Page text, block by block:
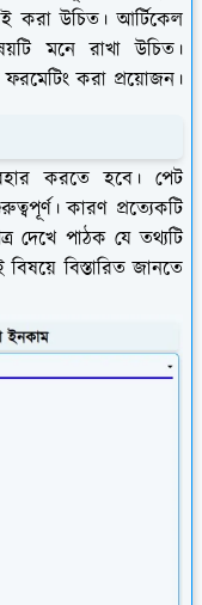
করা উচিত। আর্টিকেল
মনে রাখা উচিত।
করা প্রয়োজন।
করতে হবে। পেট
কারণ প্রত্যেকটি
দেখে পাঠক যে তথ্যটি
বিস্তারিত জানতে